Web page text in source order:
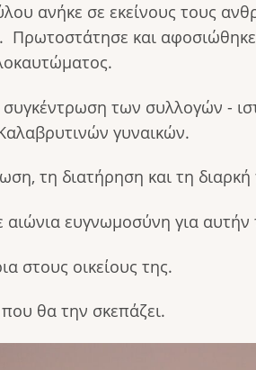
ανήκε σε εκείνους τους
και αφοσιώθηκε
των συλλογών -
γυναικών.
τη διατήρηση και τη
ευγνωμοσύνη για
στους οικείους της.
θα την σκεπάζει.